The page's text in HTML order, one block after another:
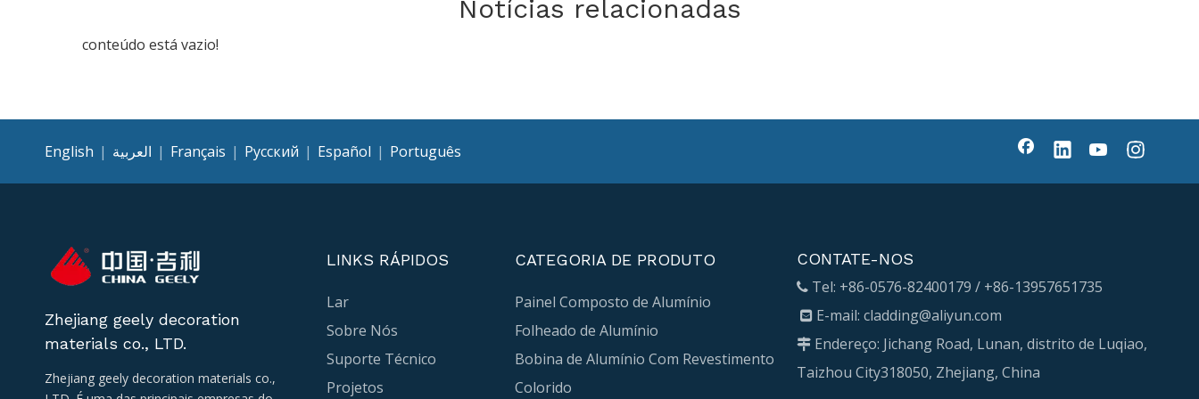
Notícias relacionadas
conteúdo está vazio!
English | العربية | Français | Pусский | Español | Português
Zhejiang geely decoration
materials co., LTD.
Zhejiang geely decoration materials co.,
LINKS RÁPIDOS
Lar
Sobre Nós
Suporte Técnico
Projetos
CATEGORIA DE PRODUTO
Painel Composto de Alumínio
Folheado de Alumínio
Bobina de Alumínio Com Revestimento
Colorido
CONTATE-NOS
Tel: +86-0576-82400179 / +86-13957651735
E-mail: cladding@aliyun.com
Endereço: Jichang Road, Lunan, distrito de Luqiao,
Taizhou City318050, Zhejiang, China